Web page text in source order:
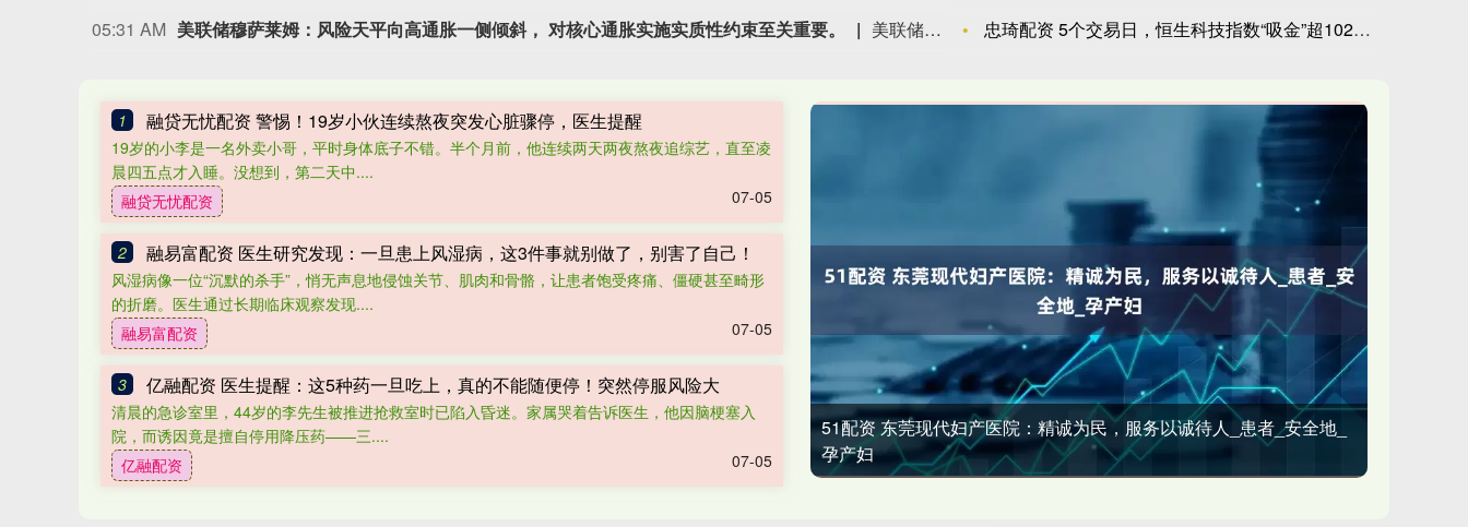
05:31 AM 美联储穆萨莱姆：风险天平向高通胀一侧倾斜， 对核心通胀实施实质性约束至关重要。 美联储穆萨莱姆：风险天平向高通胀一侧倾斜， 对核心通胀实施实质性约束至关重要。
忠琦配资 5个交易日，恒生科技指数“吸金”超102亿元
1 融贷无忧配资 警惕！19岁小伙连续熬夜突发心脏骤停，医生提醒
19岁的小李是一名外卖小哥，平时身体底子不错。半个月前，他连续两天两夜熬夜追综艺，直至凌
晨四五点才入睡。没想到，第二天中....
融贷无忧配资
07-05
2 融易富配资 医生研究发现：一旦患上风湿病，这3件事就别做了，别害了自己！
风湿病像一位“沉默的杀手”，悄无声息地侵蚀关节、肌肉和骨骼，让患者饱受疼痛、僵硬甚至畸形
的折磨。医生通过长期临床观察发现....
融易富配资
07-05
3 亿融配资 医生提醒：这5种药一旦吃上，真的不能随便停！突然停服风险大
清晨的急诊室里，44岁的李先生被推进抢救室时已陷入昏迷。家属哭着告诉医生，他因脑梗塞入
院，而诱因竟是擅自停用降压药——三....
亿融配资
07-05
51配资 东莞现代妇产医院：精诚为民，服务以诚待人_患者_安全地_
孕产妇